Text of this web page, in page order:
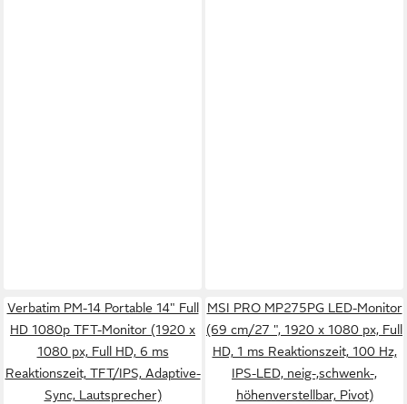
Verbatim PM-14 Portable 14" Full
HD 1080p TFT-Monitor (1920 x
1080 px, Full HD, 6 ms
Reaktionszeit, TFT/IPS, Adaptive-
Sync, Lautsprecher)
MSI PRO MP275PG LED-Monitor
(69 cm/27 ", 1920 x 1080 px, Full
HD, 1 ms Reaktionszeit, 100 Hz,
IPS-LED, neig-,schwenk-,
höhenverstellbar, Pivot)